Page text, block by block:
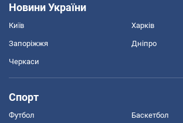
Новини України
Київ Харків
Запоріжжя Дніпро
Черкаси
Спорт
Футбол Баскетбол